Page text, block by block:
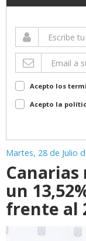
Acepto los
Acepto la
Martes, 28 de Julio
Canarias
un
frente al